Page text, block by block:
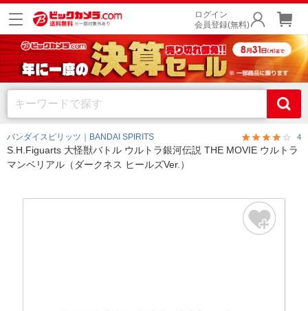
ログイン
会員登録(無料)
バンダイスピリッツ｜BANDAI SPIRITS 4
S.H.Figuarts 大怪獣バトル ウルトラ銀河伝説 THE MOVIE ウルトラ
マンベリアル（ダークネス ヒールズVer.）